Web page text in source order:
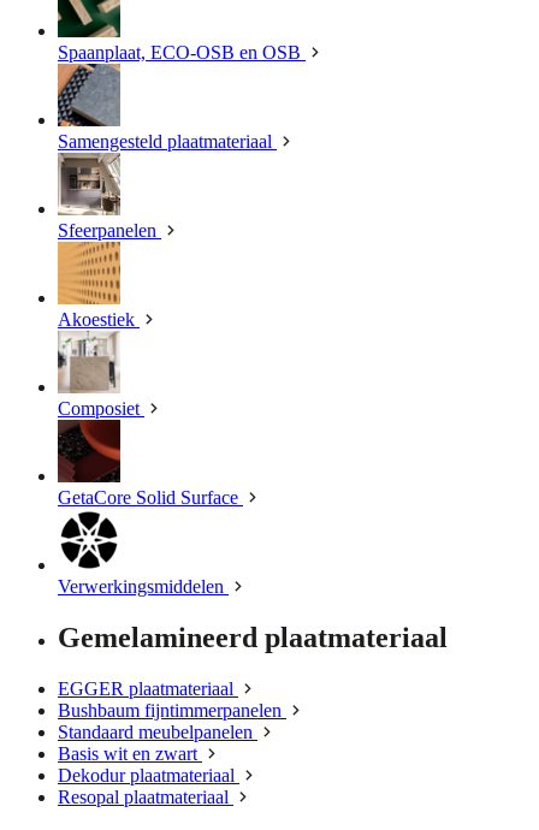
Spaanplaat, ECO-OSB en OSB
Samengesteld plaatmateriaal
Sfeerpanelen
Akoestiek
Composiet
GetaCore Solid Surface
Verwerkingsmiddelen
Gemelamineerd plaatmateriaal
EGGER plaatmateriaal
Bushbaum fijntimmerpanelen
Standaard meubelpanelen
Basis wit en zwart
Dekodur plaatmateriaal
Resopal plaatmateriaal